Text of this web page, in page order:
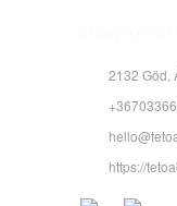
2132 Göd,
https://